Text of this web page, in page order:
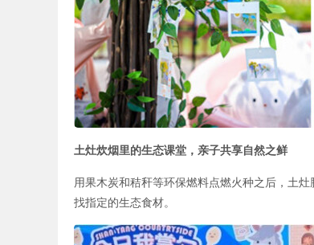
土灶炊烟里的生态课堂，亲子共享自然之鲜
用果木炭和秸秆等环保燃料点燃火种之后，土
找指定的生态食材。